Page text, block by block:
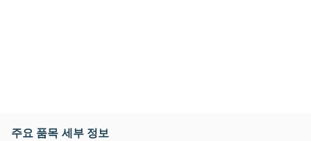
주요 품목 세부 정보